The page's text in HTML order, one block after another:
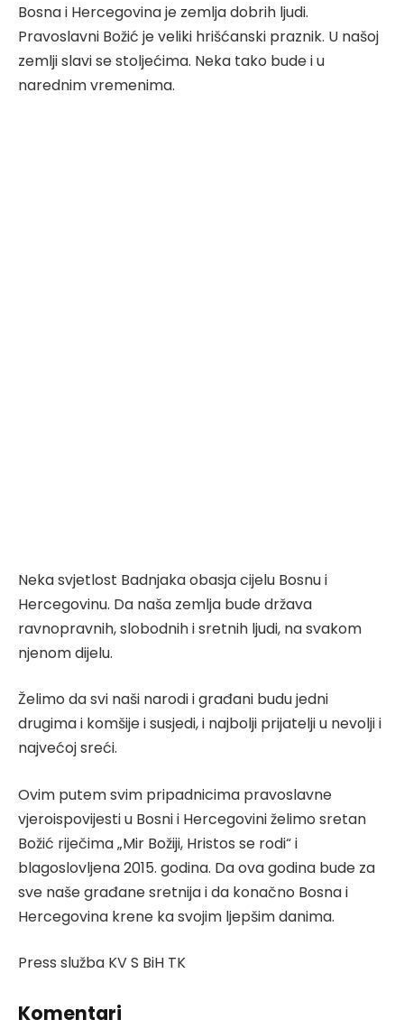
Bosna i Hercegovina je zemlja dobrih ljudi.
Pravoslavni Božić je veliki hrišćanski praznik. U našoj
zemlji slavi se stoljećima. Neka tako bude i u
narednim vremenima.
Neka svjetlost Badnjaka obasja cijelu Bosnu i
Hercegovinu. Da naša zemlja bude država
ravnopravnih, slobodnih i sretnih ljudi, na svakom
njenom dijelu.
Želimo da svi naši narodi i građani budu jedni
drugima i komšije i susjedi, i najbolji prijatelji u nevolji i
najvećoj sreći.
Ovim putem svim pripadnicima pravoslavne
vjeroispovijesti u Bosni i Hercegovini želimo sretan
Božić riječima „Mir Božiji, Hristos se rodi“ i
blagoslovljena 2015. godina. Da ova godina bude za
sve naše građane sretnija i da konačno Bosna i
Hercegovina krene ka svojim ljepšim danima.
Press služba KV S BiH TK
Komentari